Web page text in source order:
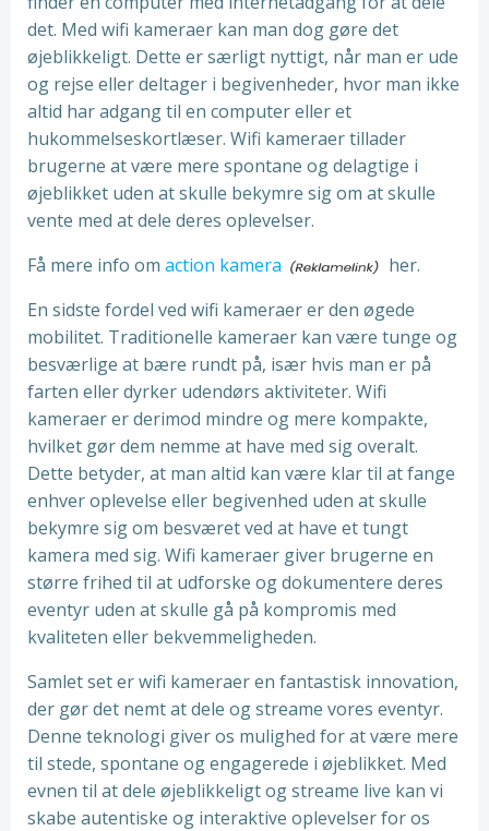
det. Med wifi kameraer kan man dog gøre det
øjeblikkeligt. Dette er særligt nyttigt, når man er ude
og rejse eller deltager i begivenheder, hvor man ikke
altid har adgang til en computer eller et
hukommelseskortlæser. Wifi kameraer tillader
brugerne at være mere spontane og delagtige i
øjeblikket uden at skulle bekymre sig om at skulle
vente med at dele deres oplevelser.
Få mere info om action kamera
her.
En sidste fordel ved wifi kameraer er den øgede
mobilitet. Traditionelle kameraer kan være tunge og
besværlige at bære rundt på, især hvis man er på
farten eller dyrker udendørs aktiviteter. Wifi
kameraer er derimod mindre og mere kompakte,
hvilket gør dem nemme at have med sig overalt.
Dette betyder, at man altid kan være klar til at fange
enhver oplevelse eller begivenhed uden at skulle
bekymre sig om besværet ved at have et tungt
kamera med sig. Wifi kameraer giver brugerne en
større frihed til at udforske og dokumentere deres
eventyr uden at skulle gå på kompromis med
kvaliteten eller bekvemmeligheden.
Samlet set er wifi kameraer en fantastisk innovation,
der gør det nemt at dele og streame vores eventyr.
Denne teknologi giver os mulighed for at være mere
til stede, spontane og engagerede i øjeblikket. Med
evnen til at dele øjeblikkeligt og streame live kan vi
skabe autentiske og interaktive oplevelser for os